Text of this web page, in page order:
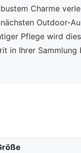
Charme
Outdoor-
Pflege wird
in Ihrer Sammlung